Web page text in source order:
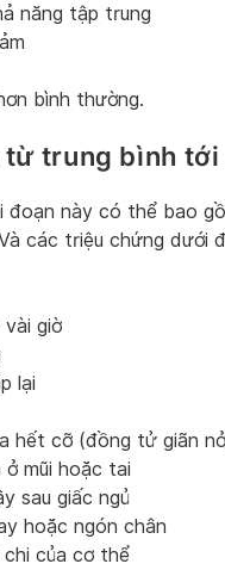
năng tập trung
bình thường.
trung bình tới
đoạn này có thể bao
các triệu chứng dưới
giờ
lại
hết cỡ (đồng tử giãn
mũi hoặc tai
sau giấc ngủ
hoặc ngón chân
của cơ thể